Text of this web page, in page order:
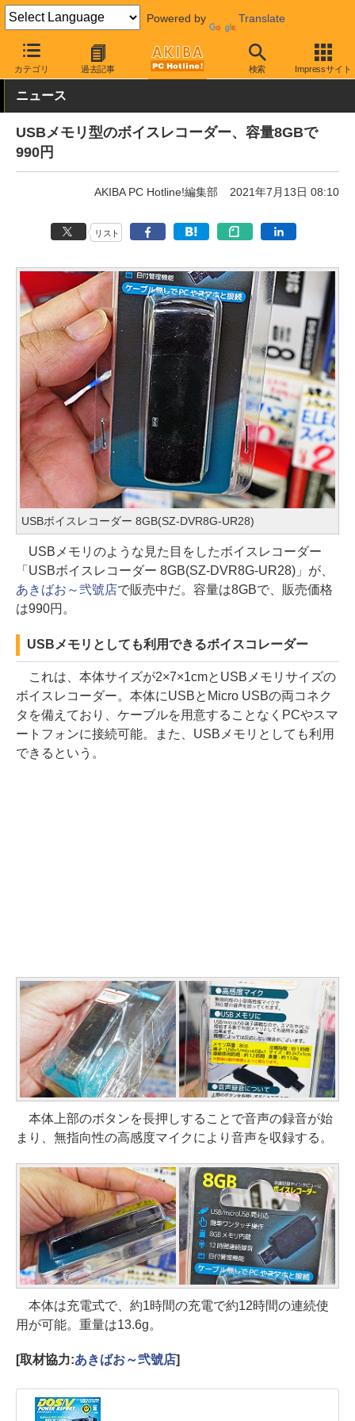
Powered by Translate
カテゴリ 過去記事 検索 Impressサイト
AKIBA PC Hotline! モバイル 小型カメラ・レコーダー その他
ニュース
USBメモリ型のボイスレコーダー、容量8GBで
990円
AKIBA PC Hotline!編集部 2021年7月13日 08:10
リスト
USBボイスレコーダー 8GB(SZ-DVR8G-UR28)
USBメモリのような見た目をしたボイスレコーダー
「USBボイスレコーダー 8GB(SZ-DVR8G-UR28)」が、
あきばお～弐號店で販売中だ。容量は8GBで、販売価格
は990円。
USBメモリとしても利用できるボイスコレーダー
これは、本体サイズが2×7×1cmとUSBメモリサイズの
ボイスレコーダー。本体にUSBとMicro USBの両コネク
タを備えており、ケーブルを用意することなくPCやスマ
ートフォンに接続可能。また、USBメモリとしても利用
できるという。
本体上部のボタンを長押しすることで音声の録音が始
まり、無指向性の高感度マイクにより音声を収録する。
本体は充電式で、約1時間の充電で約12時間の連続使
用が可能。重量は13.6g。
[取材協力:あきばお～弐號店]